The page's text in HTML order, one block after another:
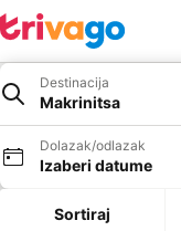
Destinacija
Makrinitsa
Dolazak/odlazak
Izaberi datume
Sortiraj